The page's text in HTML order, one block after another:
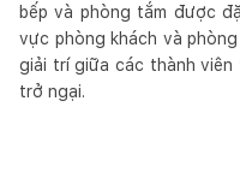
bếp và phòng tắm được
vực phòng khách và
giải trí giữa các thành viên
trở ngại.